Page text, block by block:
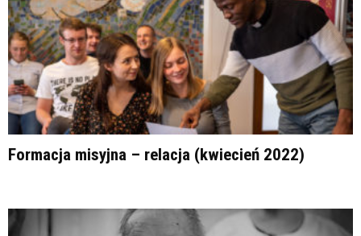
Formacja misyjna – relacja (kwiecień 2022)